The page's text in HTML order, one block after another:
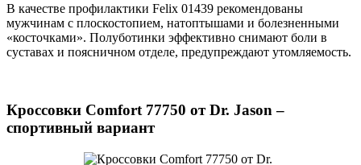
В качестве профилактики Felix 01439 рекомендованы
мужчинам с плоскостопием, натоптышами и болезненными
«косточками». Полуботинки эффективно снимают боли в
суставах и поясничном отделе, предупреждают утомляемость.
Кроссовки Comfort 77750 от Dr. Jason –
спортивный вариант